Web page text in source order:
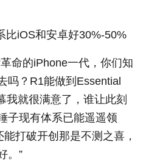
命的iPhone一代，你们知
吗？R1能做到Essential
我就很满意了，谁让此刻
子现有体系已能遥遥领
打破开创那是不测之喜，
。”